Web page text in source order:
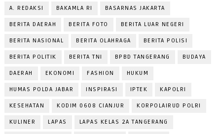
A. REDAKSI BAKAMLA RI BASARNAS JAKARTA
BERITA DAERAH BERITA FOTO BERITA LUAR NEGERI
BERITA NASIONAL BERITA OLAHRAGA BERITA POLISI
BERITA POLITIK BERITA TNI BPBD TANGERANG BUDAYA
DAERAH EKONOMI FASHION HUKUM
HUMAS POLDA JABAR INSPIRASI IPTEK KAPOLRI
KESEHATAN KODIM 0608 CIANJUR KORPOLAIRUD POLRI
KULINER LAPAS LAPAS KELAS 2A TANGERANG